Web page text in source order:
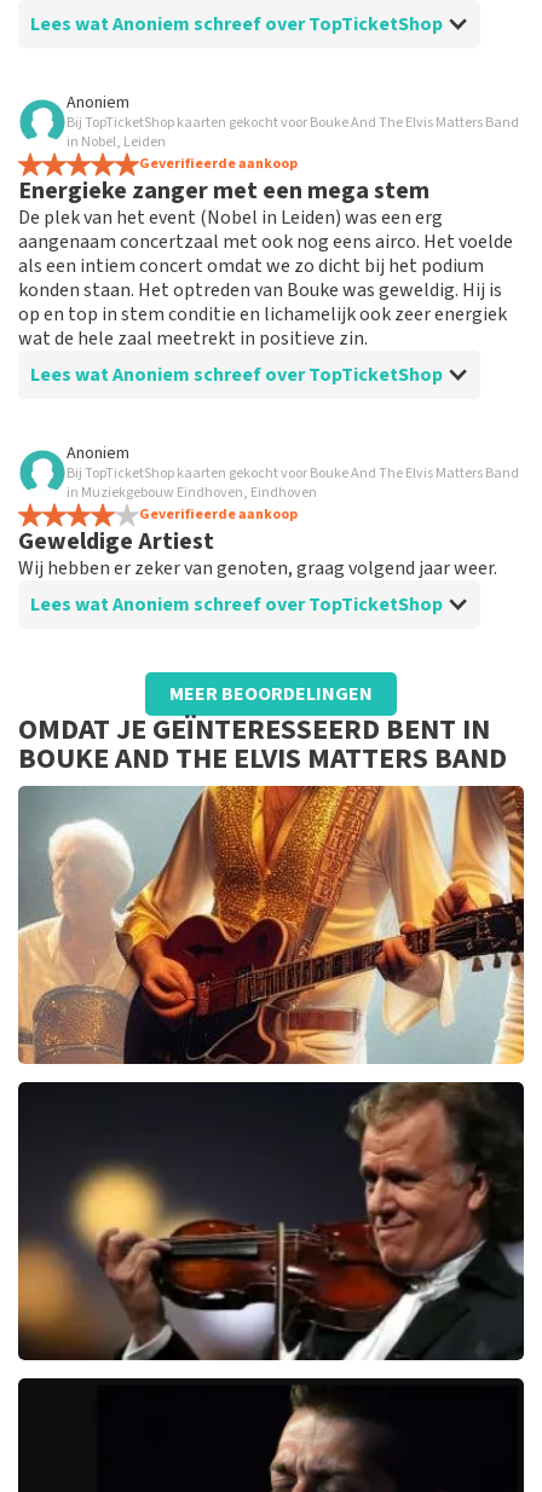
Lees wat Anoniem schreef over TopTicketShop
Beoordeling van Anoniem over
Komt afgesproken data na
Alles klopte, behalve dat er niets uitgeprint hoefde te
worden van het MGE, geen tassencontrole plaats vond
en wij voor ons pauzedrankje moesten betalen.
Anoniem
Bij TopTicketShop kaarten gekocht voor Bouke And The Elvis Matters Band
in Nobel, Leiden
Geverifieerde aankoop
Energieke zanger met een mega stem
De plek van het event (Nobel in Leiden) was een erg
aangenaam concertzaal met ook nog eens airco. Het voelde
als een intiem concert omdat we zo dicht bij het podium
konden staan. Het optreden van Bouke was geweldig. Hij is
op en top in stem conditie en lichamelijk ook zeer energiek
wat de hele zaal meetrekt in positieve zin.
Lees wat Anoniem schreef over TopTicketShop
Beoordeling van Anoniem over
Makkelijke QR code van tickets
Ik kreeg mijn tickets heel fijn via de mail met QR code
die makkelijk te scannen was bij de ingang.
Anoniem
Bij TopTicketShop kaarten gekocht voor Bouke And The Elvis Matters Band
in Muziekgebouw Eindhoven, Eindhoven
Geverifieerde aankoop
Geweldige Artiest
Wij hebben er zeker van genoten, graag volgend jaar weer.
Lees wat Anoniem schreef over TopTicketShop
Beoordeling van Anoniem overTopTicketShop
Aankoop tickets
Goed georganiseerd, mag ook wel want we hebben
zeker 35% meer mogen betalen voor onze tickets.
MEER BEOORDELINGEN
OMDAT JE GEÏNTERESSEERD BENT IN
BOUKE AND THE ELVIS MATTERS BAND
BEKIJKEN